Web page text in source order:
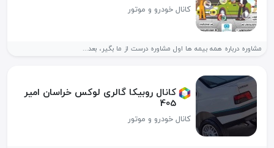
کانال خودرو و موتور
مشاوره درباره همه بیمه ها اول مشاوره درست از ما بگیر، بعد...
کانال روبیکا گالری لوکس خراسان امیر
405
کانال خودرو و موتور